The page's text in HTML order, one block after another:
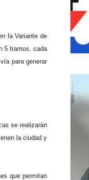
la Variante de
5 tramos, cada
para generar
se realizarán
la ciudad y
que permitan